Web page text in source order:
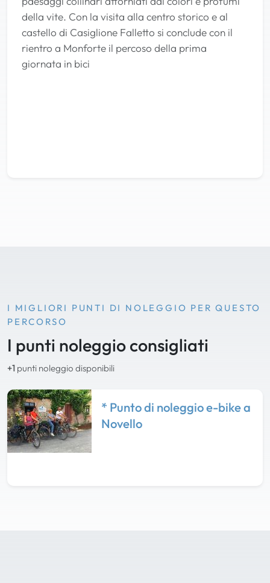
della vite. Con la visita alla centro storico e al
castello di Casiglione Falletto si conclude con il
rientro a Monforte il percoso della prima
giornata in bici
I MIGLIORI PUNTI DI NOLEGGIO PER QUESTO
PERCORSO
I punti noleggio consigliati
+1 punti noleggio disponibili
* Punto di noleggio e-bike a
Novello